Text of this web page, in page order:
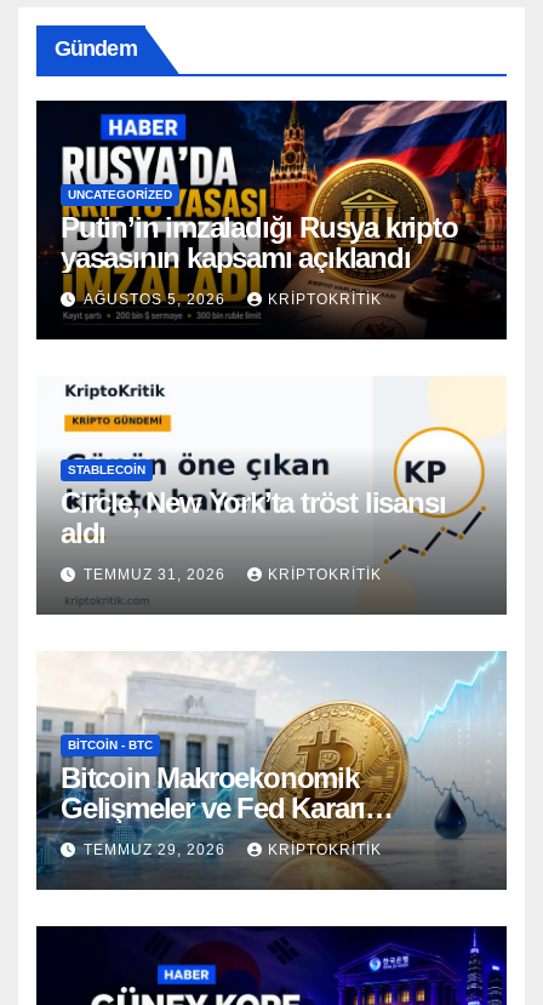
Gündem
UNCATEGORIZED
Putin’in imzaladığı Rusya kripto
yasasının kapsamı açıklandı
AĞUSTOS 5, 2026 KRIPTOKRITIK
STABLECOIN
Circle, New York’ta tröst lisansı
aldı
TEMMUZ 31, 2026 KRIPTOKRITIK
BITCOIN - BTC
Bitcoin Makroekonomik
Gelişmeler ve Fed Kararı
Öncesinde Dalgalı Seyrediyor
TEMMUZ 29, 2026 KRIPTOKRITIK